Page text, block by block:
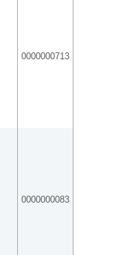
0000000713
0000000083